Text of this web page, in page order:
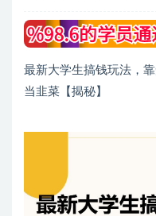
最新大学生搞钱玩法，
当韭菜【揭秘】